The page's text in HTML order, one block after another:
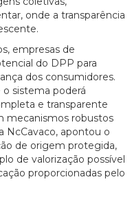
onde a transparência
empresas de
do DPP para
dos consumidores.
o sistema poderá
e transparente
mecanismos robustos
NcCavaco, apontou o
de origem protegida,
de valorização possível
proporcionadas pelo